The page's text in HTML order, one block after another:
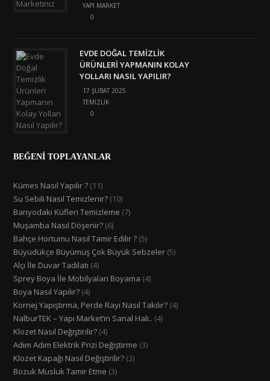
YAPI MARKET
0
EVDE DOĞAL TEMIZLIK
ÜRÜNLERI YAPMANIN KOLAY
YOLLARI NASIL YAPILIR?
17 ŞUBAT 2025
TEMIZLIK
0
BEĞENİ TOPLAYANLAR
Kümes Nasıl Yapılır ? (11)
Su Sebili Nasıl Temizlenir? (10)
Banyodaki Küfleri Temizleme (7)
Muşamba Nasıl Döşenir? (6)
Bahçe Hortumu Nasıl Tamir Edilir ? (5)
Büyüdükçe Büyümüş Çok Büyük Sebzeler (5)
Alçı İle Duvar Tadilatı (4)
Sprey Boya İle Mobilyaları Boyama (4)
Boya Nasıl Yapılır? (4)
Kornej Yapıştırma, Perde Rayı Nasıl Takılır? (4)
NalburTEK – Yapı Market’in Sanal Hali.. (4)
Klozet Nasıl Değiştirilir? (4)
Adım Adım Elektrik Prizi Değiştirme (3)
Klozet Kapağı Nasıl Değiştirilir? (3)
Bozuk Musluk Tamir Etme (3)